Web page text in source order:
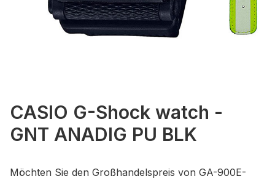
CASIO G-Shock watch -
GNT ANADIG PU BLK
Möchten Sie den Großhandelspreis von GA-900E-